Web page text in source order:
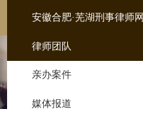
安徽合肥·芜湖刑事律师网
律师团队
亲办案件
媒体报道